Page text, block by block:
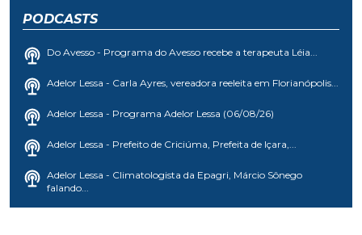
PODCASTS
Do Avesso - Programa do Avesso recebe a terapeuta Léia...
Adelor Lessa - Carla Ayres, vereadora reeleita em Florianópolis...
Adelor Lessa - Programa Adelor Lessa (06/08/26)
Adelor Lessa - Prefeito de Criciúma, Prefeita de Içara,...
Adelor Lessa - Climatologista da Epagri, Márcio Sônego
falando...